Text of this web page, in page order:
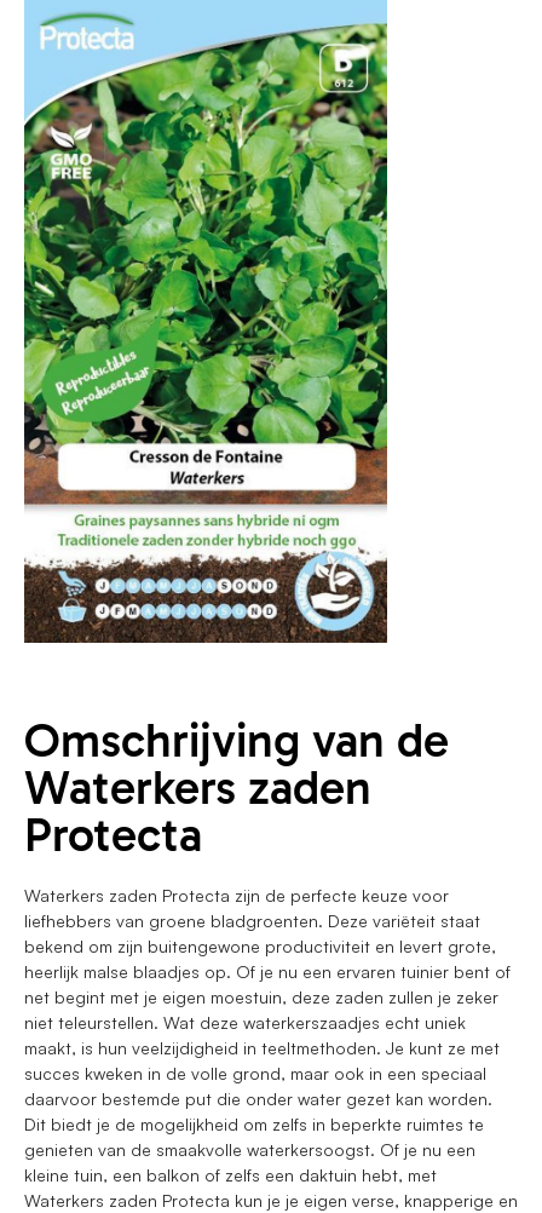
Omschrijving van de
Waterkers zaden
Protecta
Waterkers zaden Protecta zijn de perfecte keuze voor
liefhebbers van groene bladgroenten. Deze variëteit staat
bekend om zijn buitengewone productiviteit en levert grote,
heerlijk malse blaadjes op. Of je nu een ervaren tuinier bent of
net begint met je eigen moestuin, deze zaden zullen je zeker
niet teleurstellen. Wat deze waterkerszaadjes echt uniek
maakt, is hun veelzijdigheid in teeltmethoden. Je kunt ze met
succes kweken in de volle grond, maar ook in een speciaal
daarvoor bestemde put die onder water gezet kan worden.
Dit biedt je de mogelijkheid om zelfs in beperkte ruimtes te
genieten van de smaakvolle waterkersoogst. Of je nu een
kleine tuin, een balkon of zelfs een daktuin hebt, met
Waterkers zaden Protecta kun je je eigen verse, knapperige en